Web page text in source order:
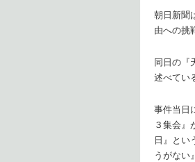
朝日新聞
由への挑
同日の『
述べてい
事件当日
３集会』
日』とい
うがない